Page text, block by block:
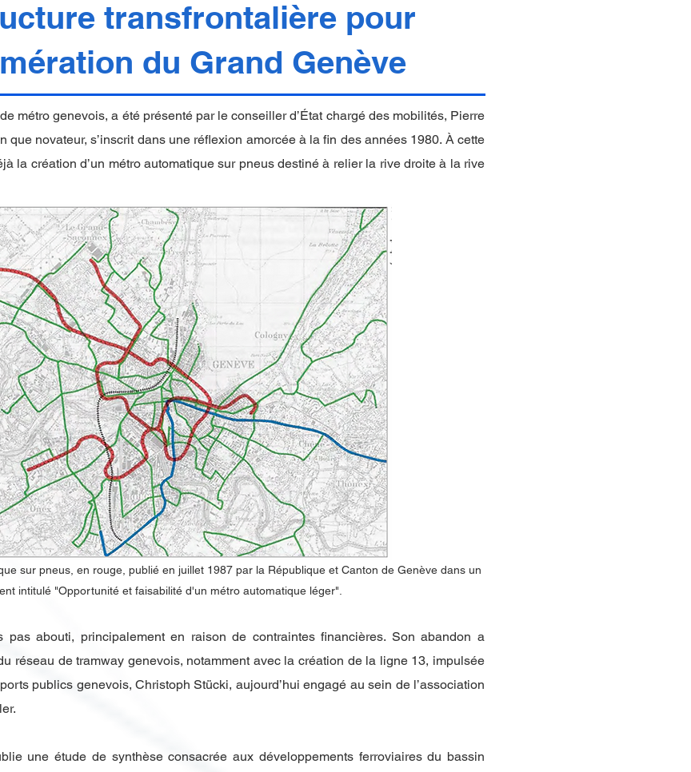
transfrontalière pour
du Grand Genève
métro genevois, a été présenté par le conseiller d’État chargé des mobilités, Pierre
que novateur, s’inscrit dans une réflexion amorcée à la fin des années 1980. À cette
la création d’un métro automatique sur pneus destiné à relier la rive droite à la rive
sur pneus, en rouge, publié en juillet 1987 par la République et Canton de Genève dans un
intitulé "Opportunité et faisabilité d'un métro automatique léger".
pas abouti, principalement en raison de contraintes financières. Son abandon a
réseau de tramway genevois, notamment avec la création de la ligne 13, impulsée
publics genevois, Christoph Stücki, aujourd’hui engagé au sein de l’association
une étude de synthèse consacrée aux développements ferroviaires du bassin